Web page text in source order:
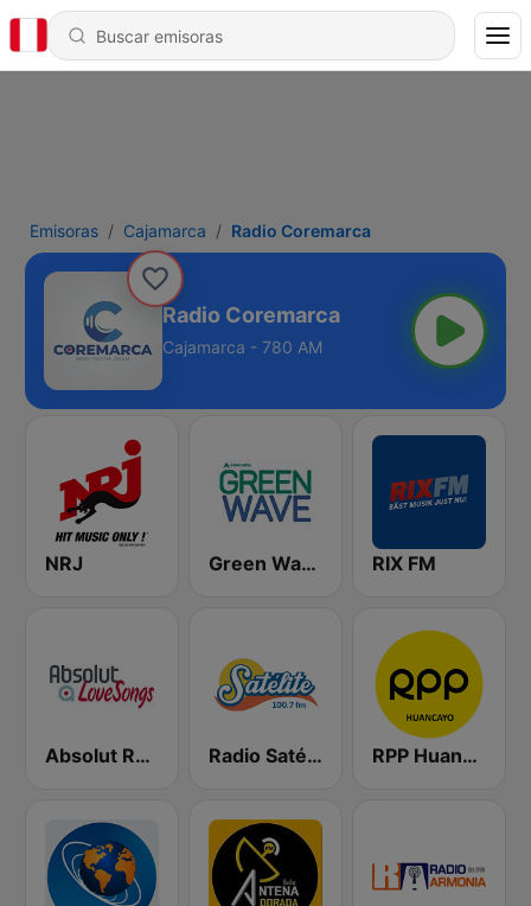
Emisoras Cajamarca Radio Coremarca
Radio Coremarca
Cajamarca - 780 AM
NRJ Green Wave 106.5 FM RIX FM
Absolut Relax Lovesongs Radio Satélite 100.7 FM RPP Huancayo